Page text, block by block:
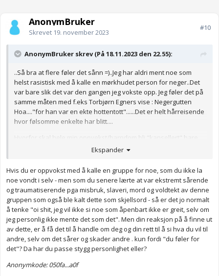
AnonymBruker
Skrevet 19. november 2023
#10
AnonymBruker skrev (På 18.11.2023 den 22.55):
..Så bra at flere føler det sånn =)..Jeg har aldri ment noe som
helst rasistisk med å kalle en mørkhudet person for neger..Det
var bare slik det var den gangen jeg vokste opp. Jeg føler det på
samme måten med f.eks Torbjørn Egners vise : Negergutten
Hoa...."for han var en ekte hottentott"......Det er helt hårreisende
hvor følsomme enkelte har blitt....
Hvorfor skal hele min oppvekst/barndom bli "kansellert" bare
fordi jeg var så "uheldig" å bli født inn i 80-tallet? Min oppvekst
Anonymkode: 7378b...c2c
Ekspander
Hvis du er oppvokst med å kalle en gruppe for noe, som du ikke la
noe vondt i selv - men som du senere lærte at var ekstremt sårende
og traumatiserende pga misbruk, slaveri, mord og voldtekt av denne
gruppen som også ble kalt dette som skjellsord - så er det jo normalt
å tenke "oi shit, jeg vil ikke si noe som åpenbart ikke er greit, selv om
jeg personlig ikke mente det som det". Men din reaksjon på å finne ut
av dette, er å få det til å handle om deg og din rett til å si hva du vil til
andre, selv om det sårer og skader andre . kun fordi "du føler for
det"? Da har du passe stygg personlighet eller?
Anonymkode: 050fa...a0f